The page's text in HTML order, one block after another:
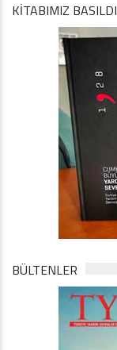
KİTABIMIZ BASILDI
BÜLTENLER